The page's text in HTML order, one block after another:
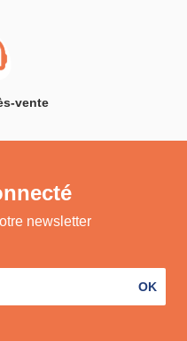
vente
newsletter
OK